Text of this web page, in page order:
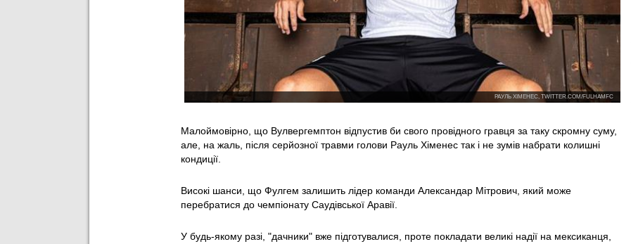
РАУЛЬ ХІМЕНЕС, TWITTER.COM/FULHAMFC
Малоймовірно, що Вулвергемптон відпустив би свого провідного гравця за таку скромну суму,
але, на жаль, після серйозної травми голови Рауль Хіменес так і не зумів набрати колишні
кондиції.
Високі шанси, що Фулгем залишить лідер команди Александар Мітрович, який може
перебратися до чемпіонату Саудівської Аравії.
У будь-якому разі, "дачники" вже підготувалися, проте покладати великі надії на мексиканця,